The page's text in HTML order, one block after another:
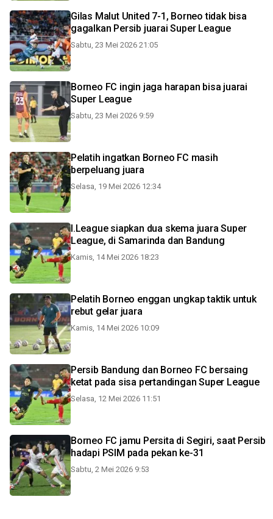
Gilas Malut United 7-1, Borneo tidak bisa
gagalkan Persib juarai Super League
Sabtu, 23 Mei 2026 21:05
Borneo FC ingin jaga harapan bisa juarai
Super League
Sabtu, 23 Mei 2026 9:59
Pelatih ingatkan Borneo FC masih
berpeluang juara
Selasa, 19 Mei 2026 12:34
I.League siapkan dua skema juara Super
League, di Samarinda dan Bandung
Kamis, 14 Mei 2026 18:23
Pelatih Borneo enggan ungkap taktik untuk
rebut gelar juara
Kamis, 14 Mei 2026 10:09
Persib Bandung dan Borneo FC bersaing
ketat pada sisa pertandingan Super League
Selasa, 12 Mei 2026 11:51
Borneo FC jamu Persita di Segiri, saat Persib
hadapi PSIM pada pekan ke-31
Sabtu, 2 Mei 2026 9:53